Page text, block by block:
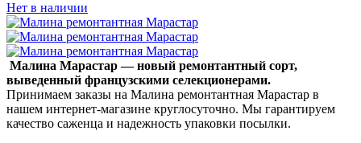
Нет в наличии
Малина Марастар — новый ремонтантный сорт,
выведенный французскими селекционерами.
Принимаем заказы на Малина ремонтантная Марастар в
нашем интернет-магазине круглосуточно. Мы гарантируем
качество саженца и надежность упаковки посылки.